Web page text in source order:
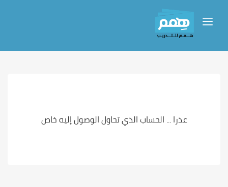
عذرا ... الحساب الذي تحاول الوصول إليه خاص